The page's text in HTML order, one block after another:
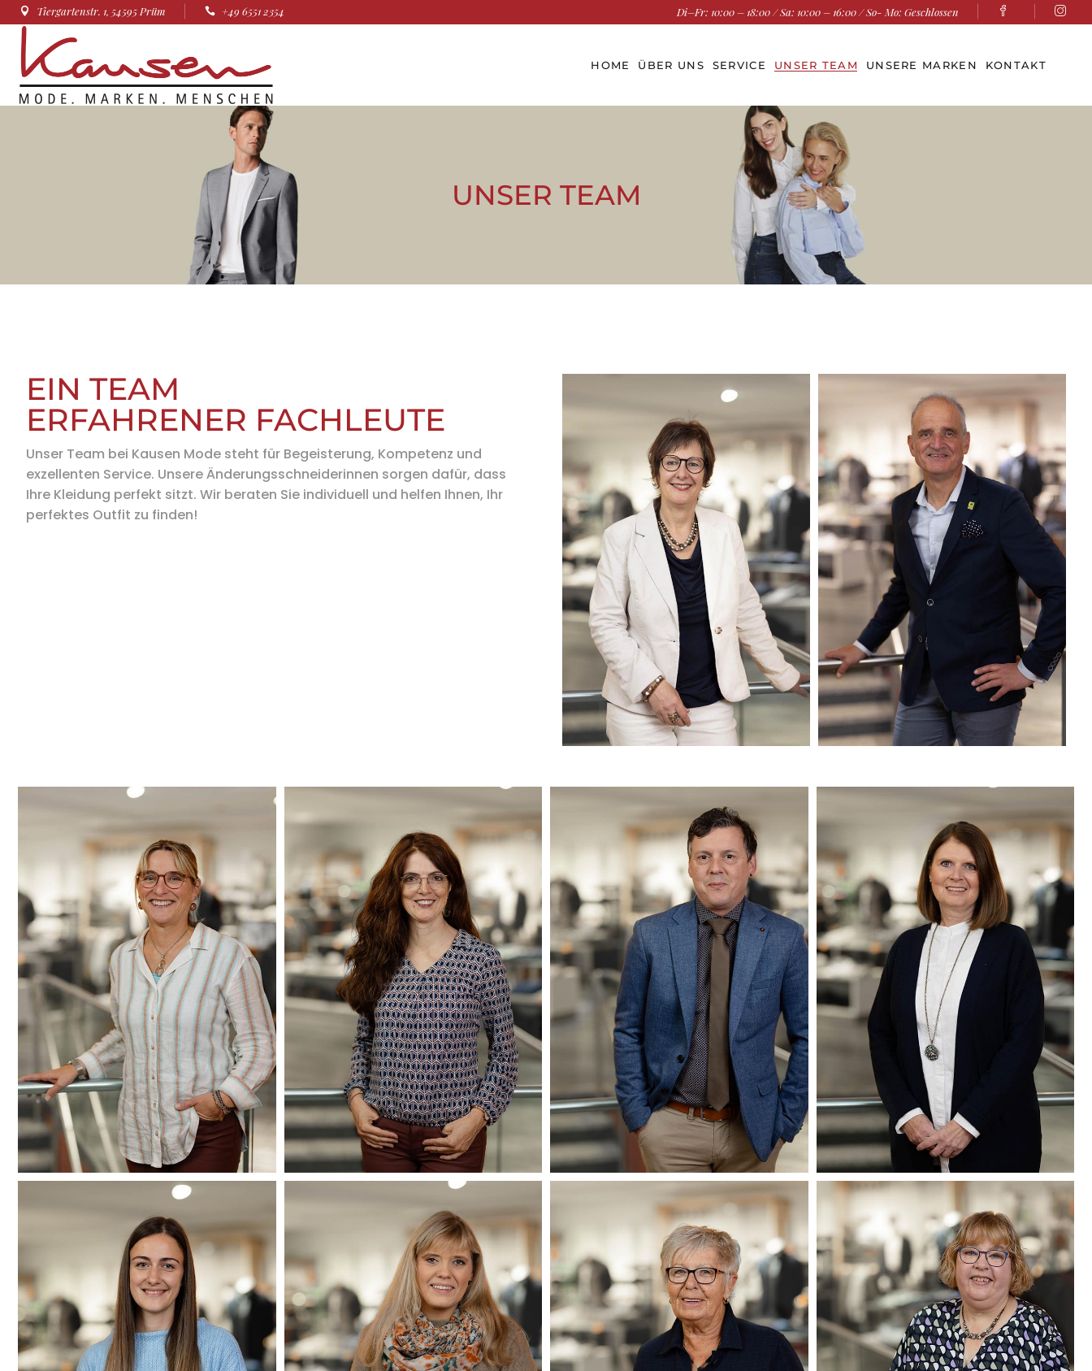
Tiergartenstr. 1, 54595 Prüm +49 6551 2354 Di–Fr: 10:00 – 18:00 / Sa: 10:00 – 16:00 / So- Mo: Geschlossen
HOME ÜBER UNS SERVICE UNSER TEAM UNSERE MARKEN KONTAKT
UNSER TEAM
EIN TEAM
ERFAHRENER FACHLEUTE
Unser Team bei Kausen Mode steht für Begeisterung, Kompetenz und
exzellenten Service. Unsere Änderungsschneiderinnen sorgen dafür, dass
Ihre Kleidung perfekt sitzt. Wir beraten Sie individuell und helfen Ihnen, Ihr
perfektes Outfit zu finden!